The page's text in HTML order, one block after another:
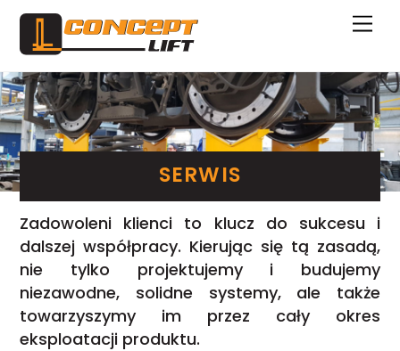
Skip
content
SERWIS
Zadowoleni klienci to klucz do sukcesu i
dalszej współpracy. Kierując się tą zasadą,
nie tylko projektujemy i budujemy
niezawodne, solidne systemy, ale także
towarzyszymy im przez cały okres
eksploatacji produktu.